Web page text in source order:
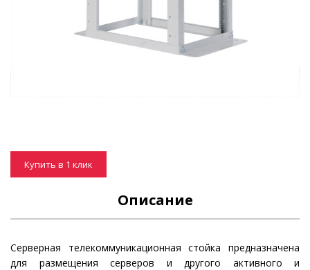
Купить в 1 клик
Описание
Серверная телекоммуникационная стойка предназначена
для размещения серверов и другого активного и